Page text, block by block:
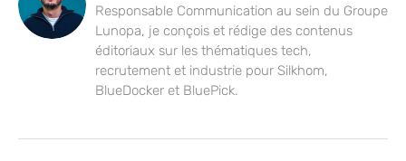
Responsable Communication au sein du Groupe
Lunopa, je conçois et rédige des contenus
éditoriaux sur les thématiques tech,
recrutement et industrie pour Silkhom,
BlueDocker et BluePick.